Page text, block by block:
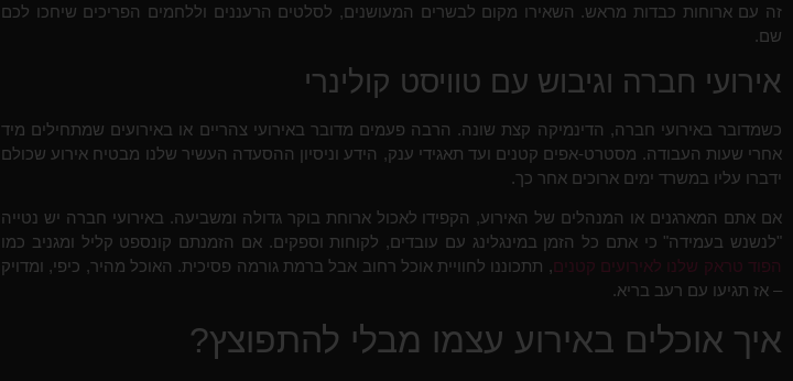
זה עם ארוחות כבדות מראש. השאירו מקום לבשרים המעושנים, לסלטים הרעננים וללחמים הפריכים שיחכו לכם
שם.
אירועי חברה וגיבוש עם טוויסט קולינרי
כשמדובר באירועי חברה, הדינמיקה קצת שונה. הרבה פעמים מדובר באירועי צהריים או באירועים שמתחילים מיד
אחרי שעות העבודה. מסטרט-אפים קטנים ועד תאגידי ענק, הידע וניסיון ההסעדה העשיר שלנו מבטיח אירוע שכולם
ידברו עליו במשרד ימים ארוכים אחר כך.
אם אתם המארגנים או המנהלים של האירוע, הקפידו לאכול ארוחת בוקר גדולה ומשביעה. באירועי חברה יש נטייה
"לנשנש בעמידה" כי אתם כל הזמן במינגלינג עם עובדים, לקוחות וספקים. אם הזמנתם קונספט קליל ומגניב כמו
הפוד טראק שלנו לאירועים קטנים, תתכוננו לחוויית אוכל רחוב אבל ברמת גורמה פסיכית. האוכל מהיר, כיפי, ומדויק
– אז תגיעו עם רעב בריא.
איך אוכלים באירוע עצמו מבלי להתפוצץ?